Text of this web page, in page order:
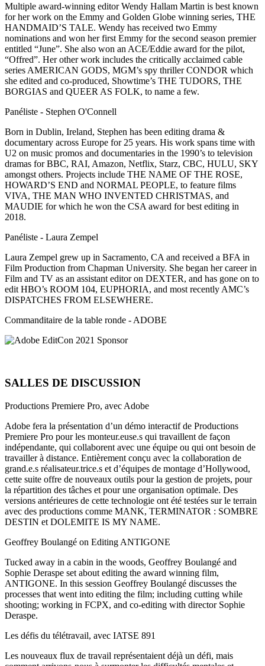
Multiple award-winning editor Wendy Hallam Martin is best known
for her work on the Emmy and Golden Globe winning series, THE
HANDMAID’S TALE. Wendy has received two Emmy
nominations and won her first Emmy for the second season premier
entitled “June”. She also won an ACE/Eddie award for the pilot,
“Offred”. Her other work includes the critically acclaimed cable
series AMERICAN GODS, MGM’s spy thriller CONDOR which
she edited and co-produced, Showtime’s THE TUDORS, THE
BORGIAS and QUEER AS FOLK, to name a few.
Panéliste - Stephen O'Connell
Born in Dublin, Ireland, Stephen has been editing drama &
documentary across Europe for 25 years. His work spans time with
U2 on music promos and documentaries in the 1990’s to television
dramas for BBC, RAI, Amazon, Netflix, Starz, CBC, HULU, SKY
amongst others. Projects include THE NAME OF THE ROSE,
HOWARD’S END and NORMAL PEOPLE, to feature films
VIVA, THE MAN WHO INVENTED CHRISTMAS, and
MAUDIE for which he won the CSA award for best editing in
2018.
Panéliste - Laura Zempel
Laura Zempel grew up in Sacramento, CA and received a BFA in
Film Production from Chapman University. She began her career in
Film and TV as an assistant editor on DEXTER, and has gone on to
edit HBO’s ROOM 104, EUPHORIA, and most recently AMC’s
DISPATCHES FROM ELSEWHERE.
Commanditaire de la table ronde - ADOBE
SALLES DE DISCUSSION
Productions Premiere Pro, avec Adobe
Adobe fera la présentation d’un démo interactif de Productions
Premiere Pro pour les monteur.euse.s qui travaillent de façon
indépendante, qui collaborent avec une équipe ou qui ont besoin de
travailler à distance. Entièrement conçu avec la collaboration de
grand.e.s réalisateur.trice.s et d’équipes de montage d’Hollywood,
cette suite offre de nouveaux outils pour la gestion de projets, pour
la répartition des tâches et pour une organisation optimale. Des
versions antérieures de cette technologie ont été testées sur le terrain
avec des productions comme MANK, TERMINATOR : SOMBRE
DESTIN et DOLEMITE IS MY NAME.
Geoffrey Boulangé on Editing ANTIGONE
Tucked away in a cabin in the woods, Geoffrey Boulangé and
Sophie Deraspe set about editing the award winning film,
ANTIGONE. In this session Geoffrey Boulangé discusses the
processes that went into editing the film; including cutting while
shooting; working in FCPX, and co-editing with director Sophie
Deraspe.
Les défis du télétravail, avec IATSE 891
Les nouveaux flux de travail représentaient déjà un défi, mais